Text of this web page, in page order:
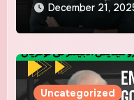
December 21,
Uncategorized